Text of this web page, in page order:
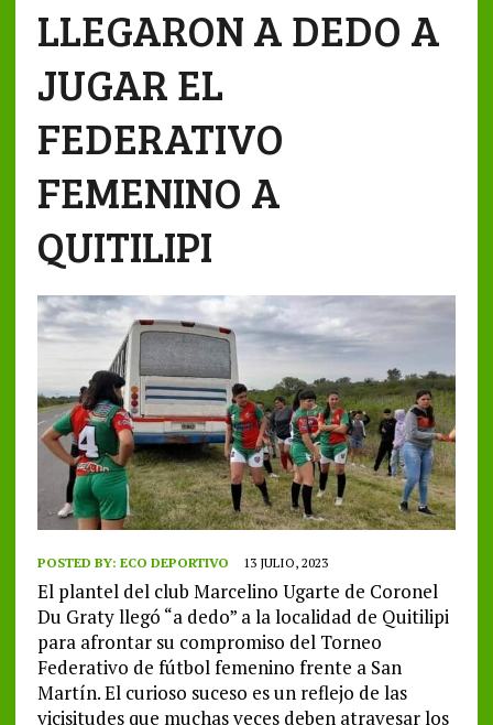
LLEGARON A DEDO A
JUGAR EL
FEDERATIVO
FEMENINO A
QUITILIPI
POSTED BY: ECO DEPORTIVO 13 JULIO, 2023
El plantel del club Marcelino Ugarte de Coronel
Du Graty llegó “a dedo” a la localidad de Quitilipi
para afrontar su compromiso del Torneo
Federativo de fútbol femenino frente a San
Martín. El curioso suceso es un reflejo de las
vicisitudes que muchas veces deben atravesar los